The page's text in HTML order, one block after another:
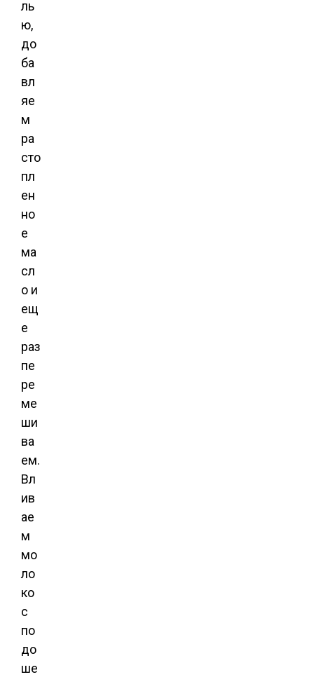
ль
ю,
до
ба
вл
яе
м
ра
сто
пл
ен
но
е
ма
сл
о и
ещ
е
раз
пе
ре
ме
ши
ва
ем.
Вл
ив
ае
м
мо
ло
ко
с
по
до
ше